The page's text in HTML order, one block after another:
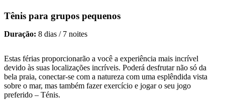
Tênis para grupos pequenos
Duração: 8 dias / 7 noites
Estas férias proporcionarão a você a experiência mais incrível
devido às suas localizações incríveis. Poderá desfrutar não só da
bela praia, conectar-se com a natureza com uma esplêndida vista
sobre o mar, mas também fazer exercício e jogar o seu jogo
preferido – Ténis.